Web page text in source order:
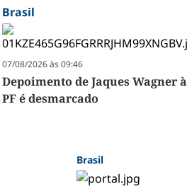
Brasil
07/08/2026 às 09:46
Depoimento de Jaques Wagner à
PF é desmarcado
Brasil